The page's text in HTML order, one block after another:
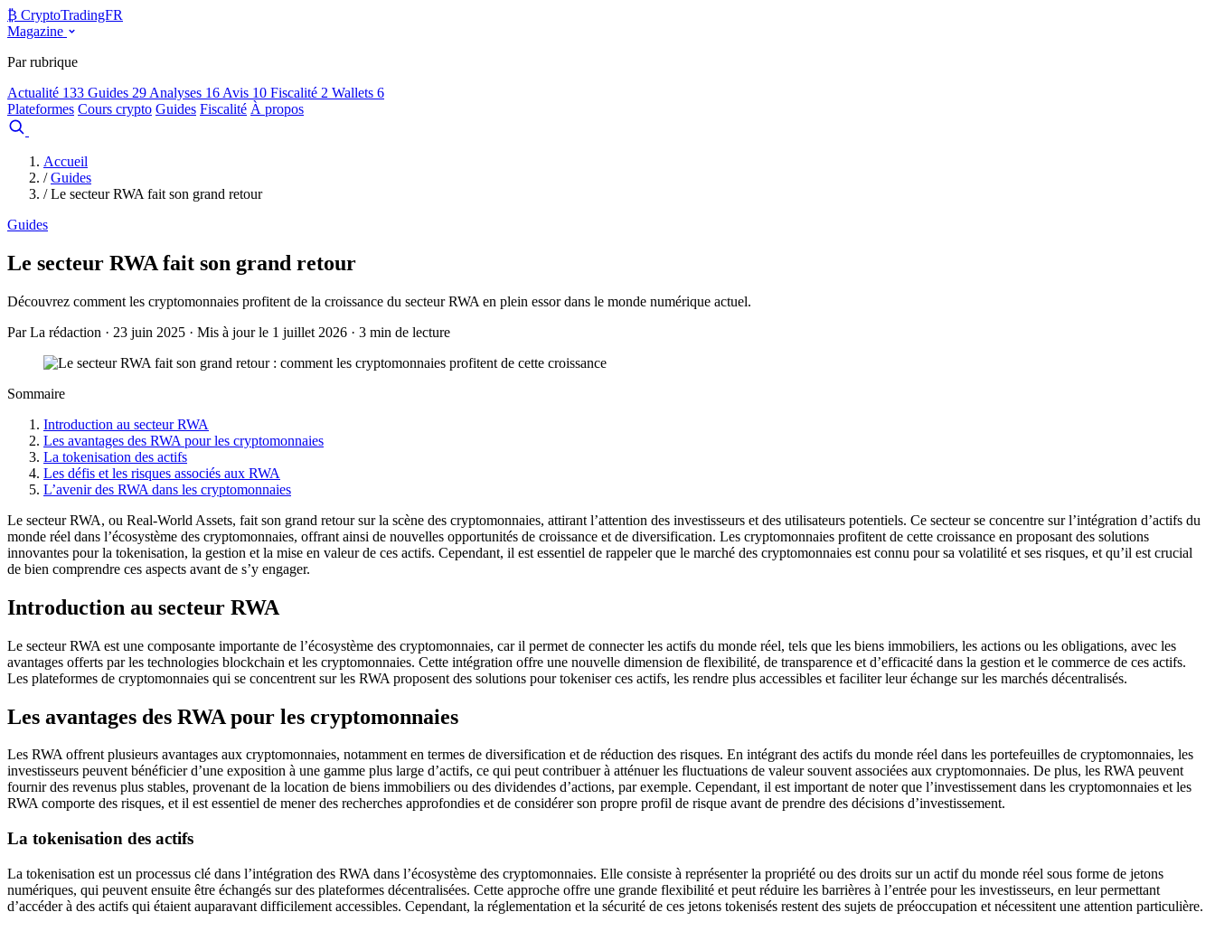
₿ CryptoTradingFR
Magazine
Par rubrique
Actualité 133 Guides 29 Analyses 16 Avis 10 Fiscalité 2 Wallets 6
Plateformes Cours crypto Guides Fiscalité À propos
Accueil
/ Guides
/ Le secteur RWA fait son grand retour
Guides
Le secteur RWA fait son grand retour
Découvrez comment les cryptomonnaies profitent de la croissance du secteur RWA en plein essor dans le monde numérique actuel.
Par La rédaction · 23 juin 2025 · Mis à jour le 1 juillet 2026 · 3 min de lecture
Sommaire
Introduction au secteur RWA
Les avantages des RWA pour les cryptomonnaies
La tokenisation des actifs
Les défis et les risques associés aux RWA
L’avenir des RWA dans les cryptomonnaies
Le secteur RWA, ou Real-World Assets, fait son grand retour sur la scène des cryptomonnaies, attirant l’attention des investisseurs et des utilisateurs potentiels. Ce secteur se concentre sur l’intégration d’actifs du
monde réel dans l’écosystème des cryptomonnaies, offrant ainsi de nouvelles opportunités de croissance et de diversification. Les cryptomonnaies profitent de cette croissance en proposant des solutions
innovantes pour la tokenisation, la gestion et la mise en valeur de ces actifs. Cependant, il est essentiel de rappeler que le marché des cryptomonnaies est connu pour sa volatilité et ses risques, et qu’il est crucial
de bien comprendre ces aspects avant de s’y engager.
Introduction au secteur RWA
Le secteur RWA est une composante importante de l’écosystème des cryptomonnaies, car il permet de connecter les actifs du monde réel, tels que les biens immobiliers, les actions ou les obligations, avec les
avantages offerts par les technologies blockchain et les cryptomonnaies. Cette intégration offre une nouvelle dimension de flexibilité, de transparence et d’efficacité dans la gestion et le commerce de ces actifs.
Les plateformes de cryptomonnaies qui se concentrent sur les RWA proposent des solutions pour tokeniser ces actifs, les rendre plus accessibles et faciliter leur échange sur les marchés décentralisés.
Les avantages des RWA pour les cryptomonnaies
Les RWA offrent plusieurs avantages aux cryptomonnaies, notamment en termes de diversification et de réduction des risques. En intégrant des actifs du monde réel dans les portefeuilles de cryptomonnaies, les
investisseurs peuvent bénéficier d’une exposition à une gamme plus large d’actifs, ce qui peut contribuer à atténuer les fluctuations de valeur souvent associées aux cryptomonnaies. De plus, les RWA peuvent
fournir des revenus plus stables, provenant de la location de biens immobiliers ou des dividendes d’actions, par exemple. Cependant, il est important de noter que l’investissement dans les cryptomonnaies et les
RWA comporte des risques, et il est essentiel de mener des recherches approfondies et de considérer son propre profil de risque avant de prendre des décisions d’investissement.
La tokenisation des actifs
La tokenisation est un processus clé dans l’intégration des RWA dans l’écosystème des cryptomonnaies. Elle consiste à représenter la propriété ou des droits sur un actif du monde réel sous forme de jetons
numériques, qui peuvent ensuite être échangés sur des plateformes décentralisées. Cette approche offre une grande flexibilité et peut réduire les barrières à l’entrée pour les investisseurs, en leur permettant
d’accéder à des actifs qui étaient auparavant difficilement accessibles. Cependant, la réglementation et la sécurité de ces jetons tokenisés restent des sujets de préoccupation et nécessitent une attention particulière.